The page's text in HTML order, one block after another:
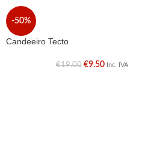
-50%
Candeeiro Tecto
€19.00 €9.50 Inc. IVA